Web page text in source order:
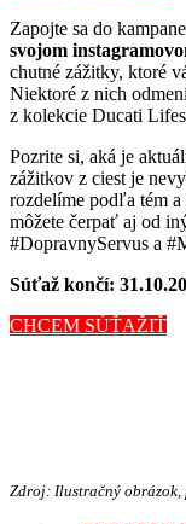
Zapojte sa do kampane
svojom
chutné zážitky, ktoré
Niektoré z nich
z kolekcie Ducati
Pozrite si, aká je
zážitkov z ciest je
rozdelíme podľa tém
môžete čerpať aj od
#DopravnyServus a
Súťaž končí:
CHCEM SÚŤAŽIŤ
Zdroj: Ilustračný obrázok,